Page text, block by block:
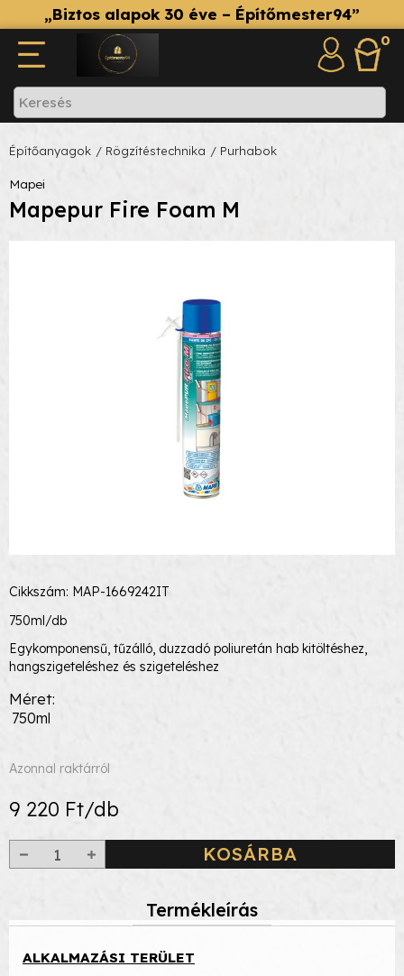
„Biztos alapok 30 éve – Építőmester94”
0
Építőanyagok / Rögzítéstechnika / Purhabok
Mapei
Mapepur Fire Foam M
Cikkszám: MAP-1669242IT
750ml/db
Egykomponensű, tűzálló, duzzadó poliuretán hab kitöltéshez,
hangszigeteléshez és szigeteléshez
Méret
750ml
Azonnal raktárról
9 220 Ft/db
KOSÁRBA
Termékleírás
ALKALMAZÁSI TERÜLET